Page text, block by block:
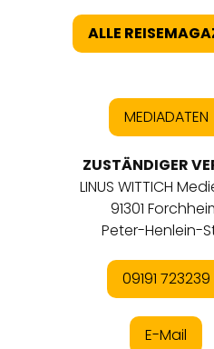
ALLE
MEDIADATEN
ZUSTÄNDIGER
LINUS WITTICH
91301
Peter-Henlein-
09191 723239
E-Mail